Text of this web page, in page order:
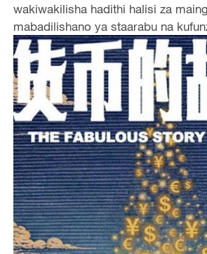
wakiwakilisha hadithi halisi za
mabadilishano ya staarabu na